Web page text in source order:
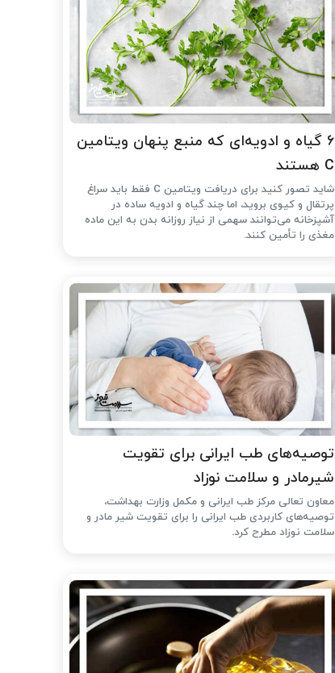
۶ گیاه و ادویه‌ای که منبع پنهان ویتامین
C هستند
شاید تصور کنید برای دریافت ویتامین C فقط باید سراغ
پرتقال و کیوی بروید، اما چند گیاه و ادویه ساده در
آشپزخانه می‌توانند سهمی از نیاز روزانه بدن به این ماده
مغذی را تأمین کنند.
توصیه‌های طب ایرانی برای تقویت
شیرمادر و سلامت نوزاد
معاون تعالی مرکز طب ایرانی و مکمل وزارت بهداشت،
توصیه‌های کاربردی طب ایرانی را برای تقویت شیر مادر و
سلامت نوزاد مطرح کرد.